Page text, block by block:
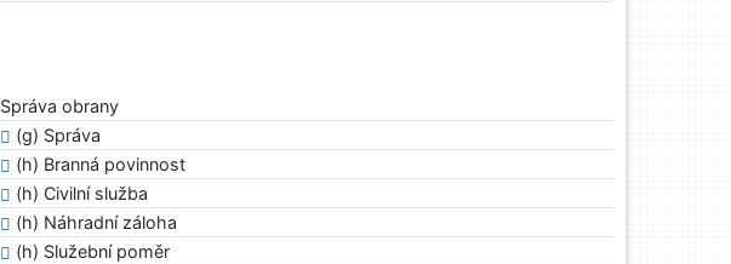
Správa obrany
(g) Správa
(h) Branná povinnost
(h) Civilní služba
(h) Náhradní záloha
(h) Služební poměr